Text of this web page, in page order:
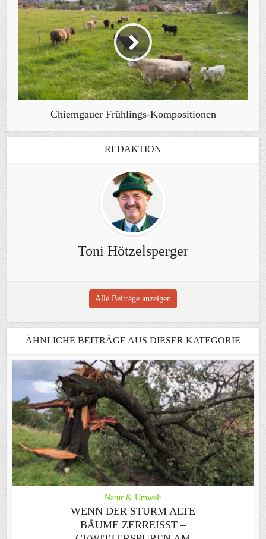
Chiemgauer Frühlings-Kompositionen
REDAKTION
Toni Hötzelsperger
Alle Beiträge anzeigen
ÄHNLICHE BEITRÄGE AUS DIESER KATEGORIE
Natur & Umwelt
WENN DER STURM ALTE
BÄUME ZERREISST – G